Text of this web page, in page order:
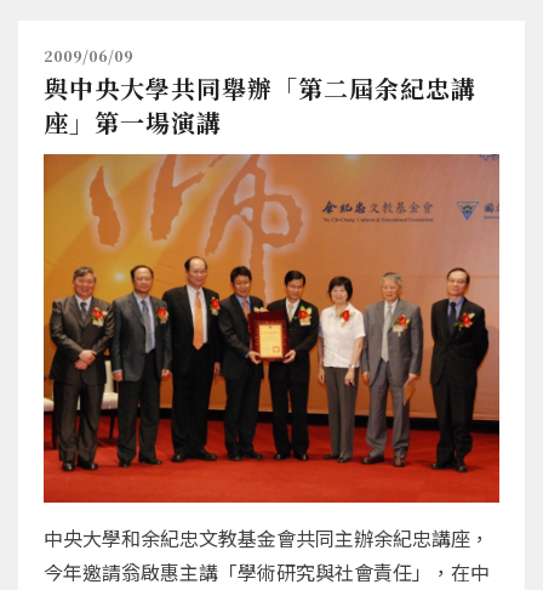
2009/06/09
與中央大學共同舉辦「第二屆余紀忠講
座」第一場演講
中央大學和余紀忠文教基金會共同主辦余紀忠講座，
今年邀請翁啟惠主講「學術研究與社會責任」，在中